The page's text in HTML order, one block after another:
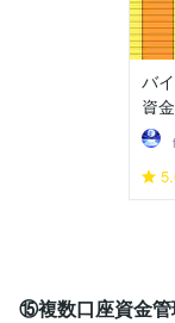
バ
資
⑮複数口座資金管